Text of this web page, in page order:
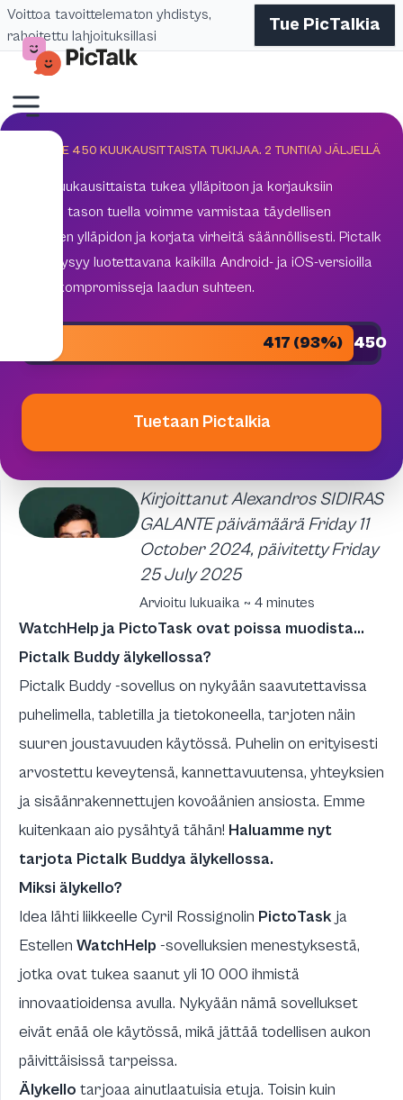
Voittoa tavoittelematon yhdistys,
rahoitettu lahjoituksillasi
Tue PicTalkia
TAVOITE 450 KUUKAUSITTAISTA TUKIJAA. 2 TUNTI(A) JÄLJELLÄ
450 kuukausittaista tukea ylläpitoon ja korjauksiin
Tämän tason tuella voimme varmistaa täydellisen
teknisen ylläpidon ja korjata virheitä säännöllisesti. Pictalk
AAC pysyy luotettavana kaikilla Android- ja iOS-versioilla
ilman kompromisseja laadun suhteen.
417 (93%) 450
Tuetaan Pictalkia
Kirjoittanut Alexandros SIDIRAS
GALANTE päivämäärä Friday 11
October 2024, päivitetty Friday
25 July 2025
Arvioitu lukuaika ~ 4 minutes
WatchHelp ja PictoTask ovat poissa muodista...
Pictalk Buddy älykellossa?
Pictalk Buddy -sovellus on nykyään saavutettavissa
puhelimella, tabletilla ja tietokoneella, tarjoten näin
suuren joustavuuden käytössä. Puhelin on erityisesti
arvostettu keveytensä, kannettavuutensa, yhteyksien
ja sisäänrakennettujen kovoäänien ansiosta. Emme
kuitenkaan aio pysähtyä tähän! Haluamme nyt
tarjota Pictalk Buddya älykellossa.
Miksi älykello?
Idea lähti liikkeelle Cyril Rossignolin PictoTask ja
Estellen WatchHelp -sovelluksien menestyksestä,
jotka ovat tukea saanut yli 10 000 ihmistä
innovaatioidensa avulla. Nykyään nämä sovellukset
eivät enää ole käytössä, mikä jättää todellisen aukon
päivittäisissä tarpeissa.
Älykello tarjoaa ainutlaatuisia etuja. Toisin kuin